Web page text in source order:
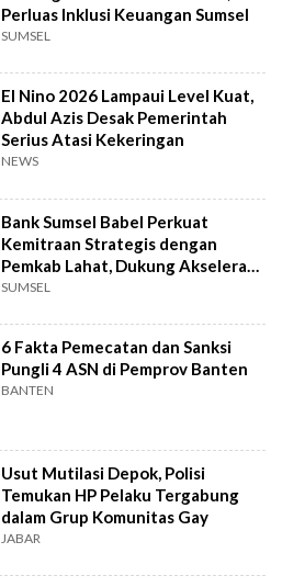
Perluas Inklusi Keuangan Sumsel
SUMSEL
El Nino 2026 Lampaui Level Kuat,
Abdul Azis Desak Pemerintah
Serius Atasi Kekeringan
NEWS
Bank Sumsel Babel Perkuat
Kemitraan Strategis dengan
Pemkab Lahat, Dukung Akselerasi
Ekonomi Daerah
SUMSEL
6 Fakta Pemecatan dan Sanksi
Pungli 4 ASN di Pemprov Banten
BANTEN
Usut Mutilasi Depok, Polisi
Temukan HP Pelaku Tergabung
dalam Grup Komunitas Gay
JABAR